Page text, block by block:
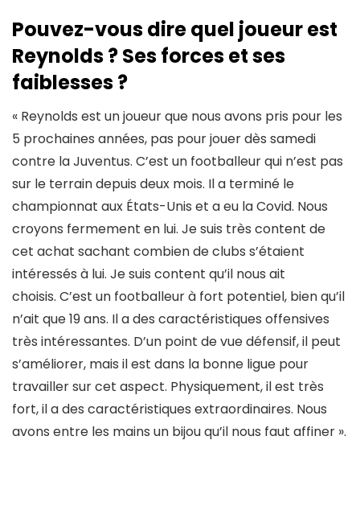
Pouvez-vous dire quel joueur est
Reynolds ? Ses forces et ses
faiblesses ?
« Reynolds est un joueur que nous avons pris pour les
5 prochaines années, pas pour jouer dès samedi
contre la Juventus. C’est un footballeur qui n’est pas
sur le terrain depuis deux mois. Il a terminé le
championnat aux États-Unis et a eu la Covid. Nous
croyons fermement en lui. Je suis très content de
cet achat sachant combien de clubs s’étaient
intéressés à lui. Je suis content qu’il nous ait
choisis. C’est un footballeur à fort potentiel, bien qu’il
n’ait que 19 ans. Il a des caractéristiques offensives
très intéressantes. D’un point de vue défensif, il peut
s’améliorer, mais il est dans la bonne ligue pour
travailler sur cet aspect. Physiquement, il est très
fort, il a des caractéristiques extraordinaires. Nous
avons entre les mains un bijou qu’il nous faut affiner ».